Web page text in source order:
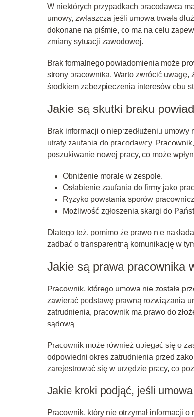
W niektórych przypadkach pracodawca
umowy, zwłaszcza jeśli umowa trwała
dokonane na piśmie, co ma na celu
zmiany sytuacji zawodowej.
Brak formalnego powiadomienia może
strony pracownika. Warto zwrócić
środkiem zabezpieczenia interesów obu
Jakie są skutki braku
Brak informacji o nieprzedłużeniu
utraty zaufania do pracodawcy.
poszukiwanie nowej pracy, co może
Obniżenie morale w zespole.
Osłabienie zaufania do firmy jako
Ryzyko powstania sporów
Możliwość zgłoszenia skargi do
Dlatego też, pomimo że prawo nie
zadbać o transparentną komunikację w
Jakie są prawa pracownika
Pracownik, którego umowa nie została
zawierać podstawę prawną rozwiązania
zatrudnienia, pracownik ma prawo do
sądową.
Pracownik może również ubiegać się o
odpowiedni okres zatrudnienia przed
zarejestrować się w urzędzie pracy, co
Jakie kroki podjąć, jeśli umowa
Pracownik, który nie otrzymał informacji